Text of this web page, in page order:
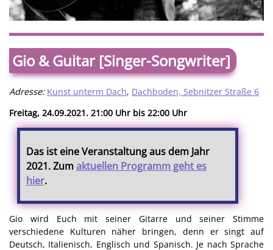
Gio & Guitar [Singer-Songwriter]
Adresse: Kunst unterm Dach, Dachboden, Sebnitzer Straße 6
Freitag, 24.09.2021. 21:00 Uhr bis 22:00 Uhr
Das ist eine Veranstaltung aus dem Jahr
2021. Zumaktuellen Programm geht es
hier.
Gio wird Euch mit seiner Gitarre und seiner Stimme
verschiedene Kulturen näher bringen, denn er singt auf
Deutsch, Italienisch, Englisch und Spanisch. Je nach Sprache